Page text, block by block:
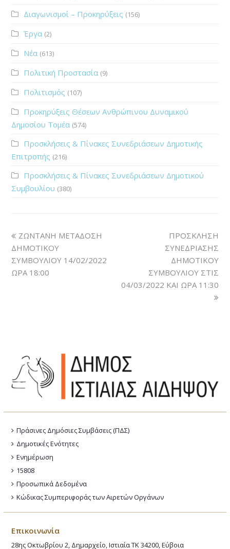
Διαγωνισμοί – Προκηρύξεις (156)
Έργα (2)
Νέα (613)
Πολιτική Προστασία (9)
Πολιτισμός (107)
Προκηρύξεις Θέσεων Ανθρώπινου Δυναμικού
Δημοσίου Τομέα (574)
Προσκλήσεις & Πίνακες Συνεδριάσεων Δημοτικής
Επιτροπής (216)
Προσκλήσεις & Πίνακες Συνεδριάσεων Δημοτικού
Συμβουλίου (380)
ΖΩΝΤΑΝΗ ΜΕΤΑΔΟΣΗ
ΔΗΜΟΤΙΚΟΥ
ΣΥΜΒΟΥΛΙΟΥ 14/02/2022
ΩΡΑ 18:00
ΠΡΟΣΚΛΗΣΗ
ΣΥΝΕΔΡΙΑΣΗΣ
ΔΗΜΟΤΙΚΟΥ
ΣΥΜΒΟΥΛΙΟΥ ΣΤΙΣ
04/03/2022 ΚΑΙ ΩΡΑ 11:30
Πράσινες Δημόσιες Συμβάσεις (ΠΔΣ)
Δημοτικές Ενότητες
Ενημέρωση
15808
Προσωπικά Δεδομένα
Κώδικας Συμπεριφοράς των Αιρετών Οργάνων
Επικοινωνία
28ης Οκτωβρίου 2, Δημαρχείο, Ιστιαία ΤΚ 34200, Εύβοια